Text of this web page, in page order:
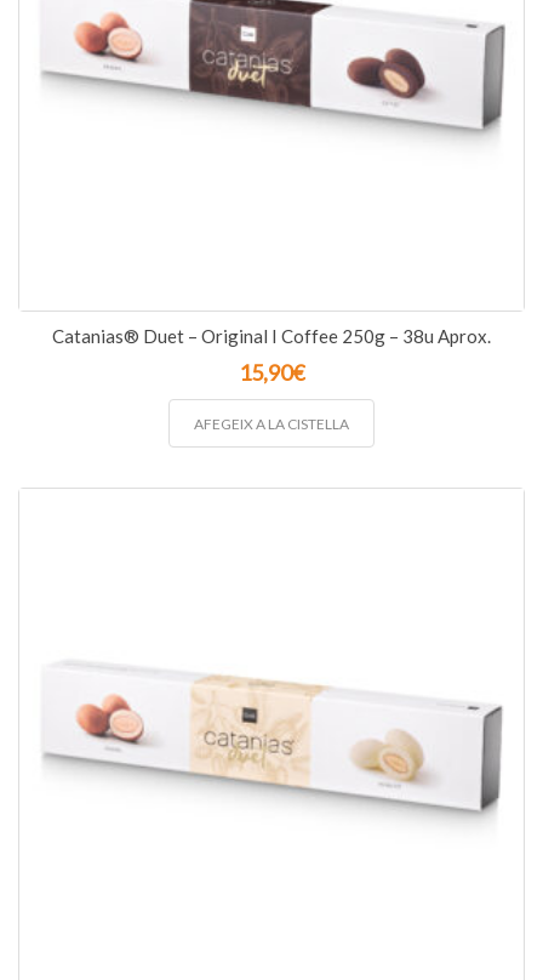
Catanias® Duet – Original I Coffee 250g – 38u Aprox.
15,90€
AFEGEIX A LA CISTELLA